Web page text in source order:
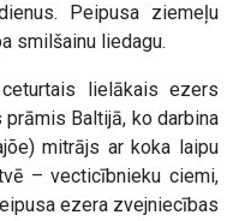
Peipusa ziemeļu
smilšainu liedagu.
lielākais ezers
Baltijā, ko darbina
mitrājs ar koka laipu
– vecticībnieku ciemi,
ezera zvejniecības